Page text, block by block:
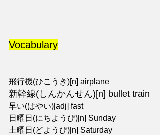
Vocabulary
飛行機(ひこうき)[n] airplane
新幹線(しんかんせん)[n] bullet train
早い(はやい)[adj] fast
日曜日(にちようび)[n] Sunday
土曜日(どようび)[n] Saturday